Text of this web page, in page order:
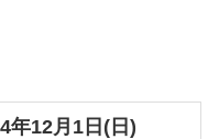
年12月1日(日)